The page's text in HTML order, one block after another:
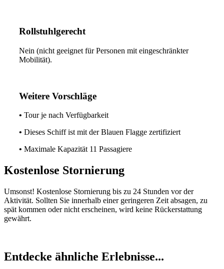
Rollstuhlgerecht
Nein (nicht geeignet für Personen mit eingeschränkter
Mobilität).
Weitere Vorschläge
• Tour je nach Verfügbarkeit
• Dieses Schiff ist mit der Blauen Flagge zertifiziert
• Maximale Kapazität 11 Passagiere
Kostenlose Stornierung
Umsonst! Kostenlose Stornierung bis zu 24 Stunden vor der
Aktivität. Sollten Sie innerhalb einer geringeren Zeit absagen, zu
spät kommen oder nicht erscheinen, wird keine Rückerstattung
gewährt.
Entdecke ähnliche Erlebnisse...